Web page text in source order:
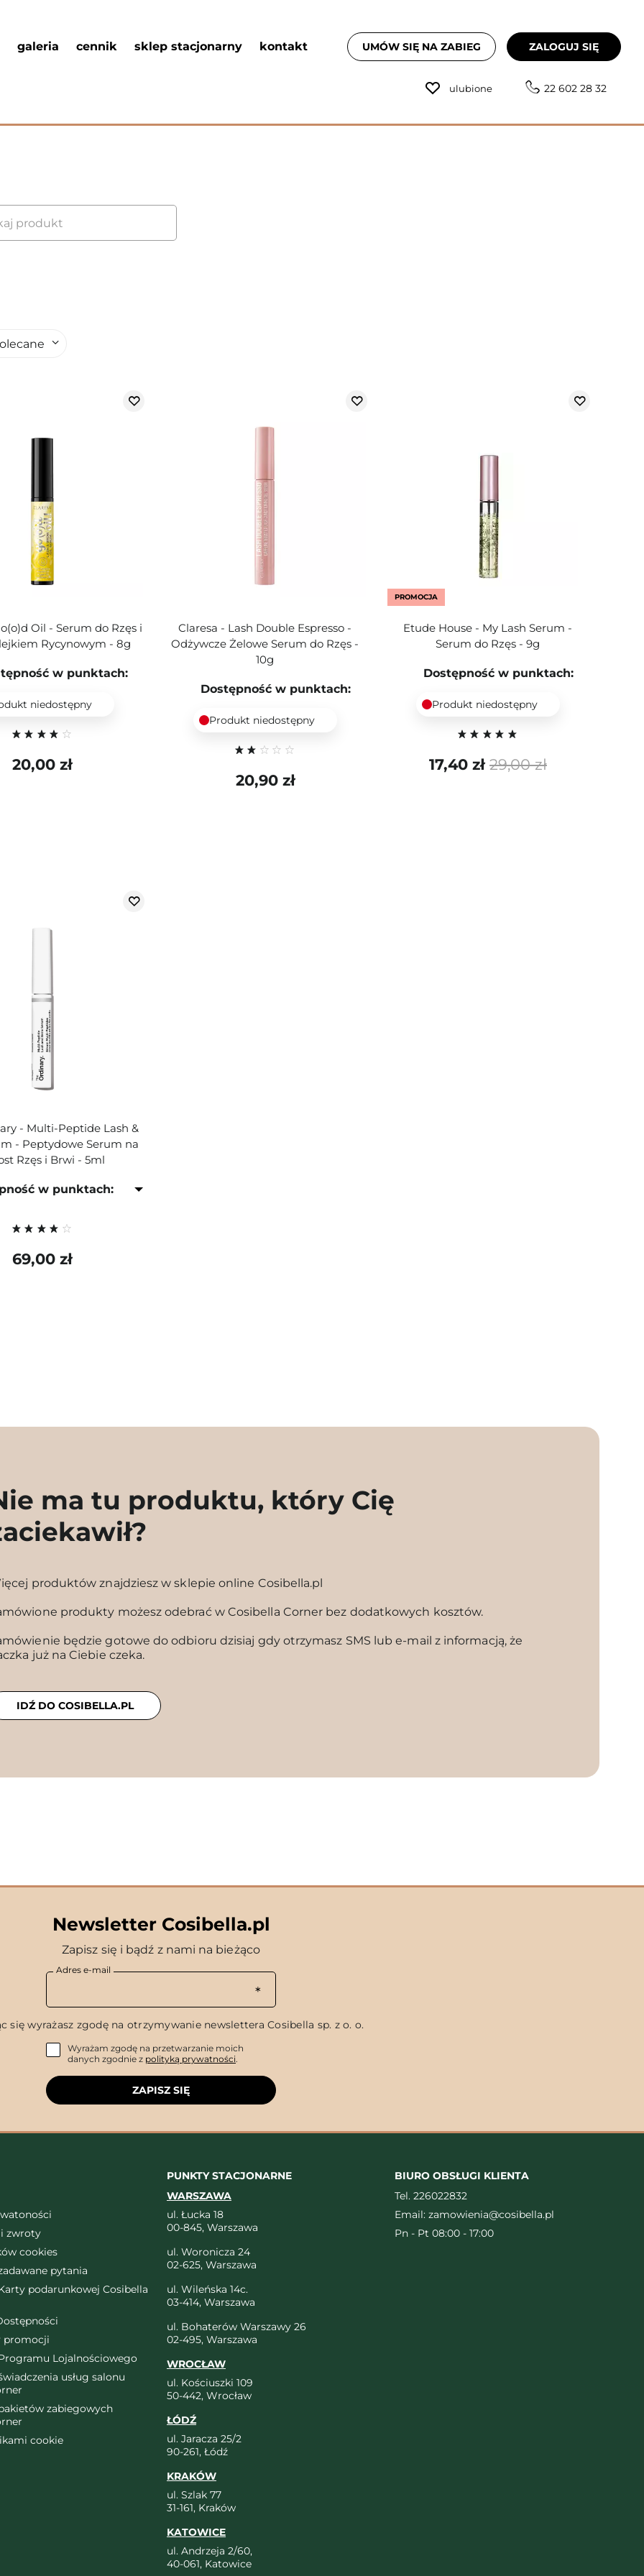
galeria cennik sklep stacjonarny kontakt UMÓW SIĘ NA ZABIEG ZALOGUJ SIĘ
ulubione 22 602 28 32
Oil - Serum do Rzęs i
Rycynowym - 8g
w punktach:
niedostępny
20,00 zł
Claresa - Lash Double Espresso -
Odżywcze Żelowe Serum do Rzęs -
10g
Dostępność w punktach:
Produkt niedostępny
20,90 zł
PROMOCJA
Etude House - My Lash Serum -
Serum do Rzęs - 9g
Dostępność w punktach:
Produkt niedostępny
29,00 zł
17,40 zł
- Multi-Peptide Lash &
- Peptydowe Serum na
Rzęs i Brwi - 5ml
w punktach:
69,00 zł
ma tu produktu, który Cię
produktów znajdziesz w sklepie online Cosibella.pl
produkty możesz odebrać w Cosibella Corner bez dodatkowych kosztów.
będzie gotowe do odbioru dzisiaj gdy otrzymasz SMS lub e-mail z informacją, że
już na Ciebie czeka.
IDŹ DO COSIBELLA.PL
Newsletter Cosibella.pl
Zapisz się i bądź z nami na bieżąco
Adres e-mail
się wyrażasz zgodę na otrzymywanie newslettera Cosibella sp. z o. o.
Wyrażam zgodę na przetwarzanie moich
danych zgodnie z polityką prywatności.
ZAPISZ SIĘ
zwroty
cookies
pytania
podarunkowej Cosibella
promocji
Lojalnościowego
usług salonu
zabiegowych
cookie
PUNKTY STACJONARNE
WARSZAWA
ul. Łucka 18
00-845, Warszawa
ul. Woronicza 24
02-625, Warszawa
ul. Wileńska 14c.
03-414, Warszawa
ul. Bohaterów Warszawy 26
02-495, Warszawa
WROCŁAW
ul. Kościuszki 109
50-442, Wrocław
ŁÓDŹ
ul. Jaracza 25/2
90-261, Łódź
KRAKÓW
ul. Szlak 77
31-161, Kraków
KATOWICE
ul. Andrzeja 2/60,
40-061, Katowice
BIURO OBSŁUGI KLIENTA
Tel. 226022832
Email: zamowienia@cosibella.pl
Pn - Pt 08:00 - 17:00